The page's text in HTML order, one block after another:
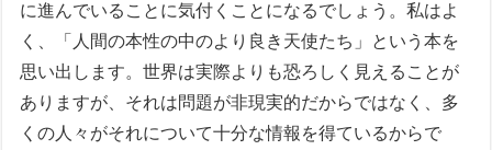
に進んでいることに気付くことになるでしょう。私はよ
く、「人間の本性の中のより良き天使たち」という本を
思い出します。世界は実際よりも恐ろしく見えることが
ありますが、それは問題が非現実的だからではなく、多
くの人々がそれについて十分な情報を得ているからで